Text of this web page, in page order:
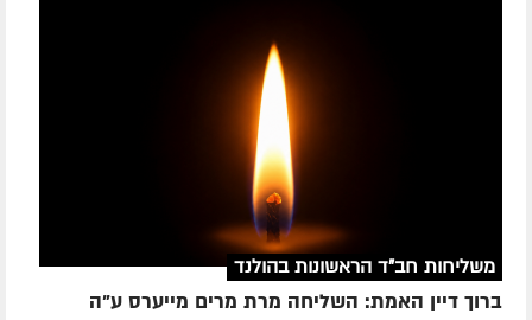
משליחות חב"ד הראשונות בהולנד
ברוך דיין האמת: השליחה מרת מרים מייערס ע"ה